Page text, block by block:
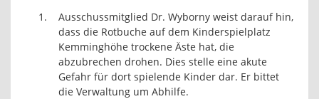
1.
Ausschussmitglied Dr. Wyborny weist darauf hin,
dass die Rotbuche auf dem Kinderspielplatz
Kemminghöhe trockene Äste hat, die
abzubrechen drohen. Dies stelle eine akute
Gefahr für dort spielende Kinder dar. Er bittet
die Verwaltung um Abhilfe.